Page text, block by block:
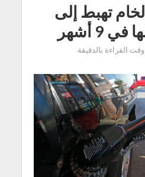
تهبط إلى
9 أشهر